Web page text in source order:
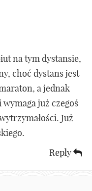
na tym dystansie,
choć dystans jest
a jednak
już czegoś
Już
Reply